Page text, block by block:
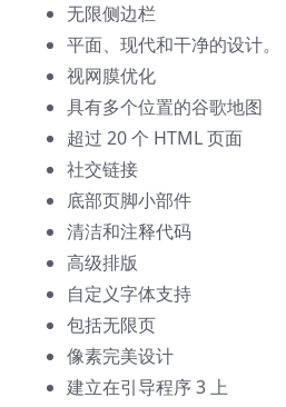
无限侧边栏
平面、现代和干净的设计。
视网膜优化
具有多个位置的谷歌地图
超过 20 个 HTML 页面
社交链接
底部页脚小部件
清洁和注释代码
高级排版
自定义字体支持
包括无限页
像素完美设计
建立在引导程序 3 上